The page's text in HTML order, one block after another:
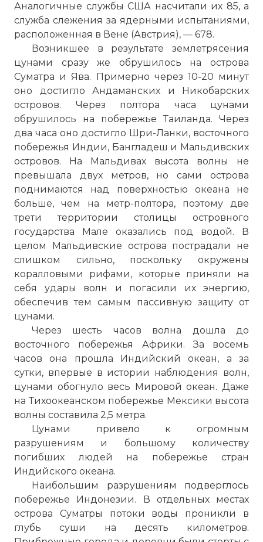
Аналогичные службы США насчитали их 85, а
служба слежения за ядерными испытаниями,
расположенная в Вене (Австрия), — 678.
Возникшее в результате землетрясения
цунами сразу же обрушилось на острова
Суматра и Ява. Примерно через 10-20 минут
оно достигло Андаманских и Никобарских
островов. Через полтора часа цунами
обрушилось на побережье Таиланда. Через
два часа оно достигло Шри-Ланки, восточного
побережья Индии, Бангладеш и Мальдивских
островов. На Мальдивах высота волны не
превышала двух метров, но сами острова
поднимаются над поверхностью океана не
больше, чем на метр-полтора, поэтому две
трети территории столицы островного
государства Мале оказались под водой. В
целом Мальдивские острова пострадали не
слишком сильно, поскольку окружены
коралловыми рифами, которые приняли на
себя удары волн и погасили их энергию,
обеспечив тем самым пассивную защиту от
цунами.
Через шесть часов волна дошла до
восточного побережья Африки. За восемь
часов она прошла Индийский океан, а за
сутки, впервые в истории наблюдения волн,
цунами обогнуло весь Мировой океан. Даже
на Тихоокеанском побережье Мексики высота
волны составила 2,5 метра.
Цунами привело к огромным
разрушениям и большому количеству
погибших людей на побережье стран
Индийского океана.
Наибольшим разрушениям подверглось
побережье Индонезии. В отдельных местах
острова Суматры потоки воды проникли в
глубь суши на десять километров.